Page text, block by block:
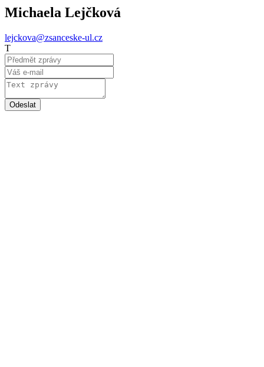
Michaela Lejčková
lejckova@zsanceske-ul.cz
T
Odeslat